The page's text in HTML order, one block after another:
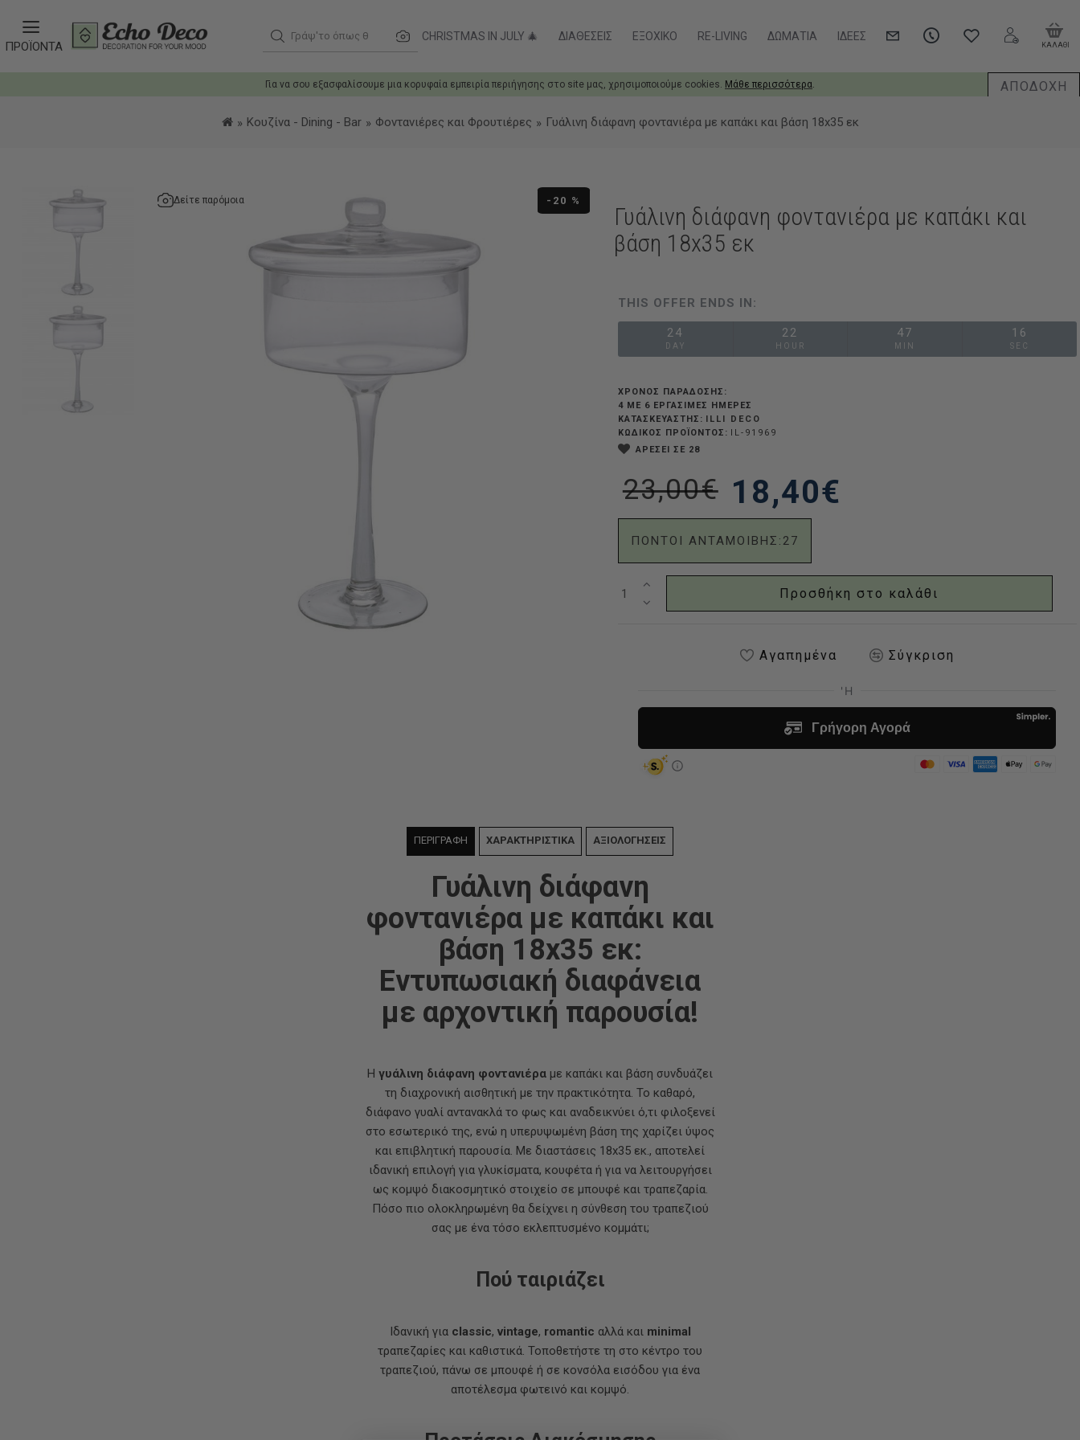
Για να σου εξασφαλίσουμε μια κορυφαία εμπειρία περιήγησης στο site μας, χρησιμοποιούμε cookies. Μάθε περισσότερα. ΑΠΟΔΟΧΗ
ΠΡΟΪΟΝΤΑ
Γράψ'το όπως θες.... CHRISTMAS IN JULY 🎄 ΔΙΑΘΈΣΕΙΣ ΕΞΟΧΙΚΌ RE-LIVING ΔΩΜΆΤΙΑ ΙΔΈΕΣ
ΚΑΛΑΘΙ
Κουζίνα - Dining - Bar Φοντανιέρες και Φρουτιέρες Γυάλινη διάφανη φοντανιέρα με καπάκι και βάση 18x35 εκ
-20 %
Δείτε παρόμοια
Γυάλινη διάφανη φοντανιέρα με καπάκι και
βάση 18x35 εκ
THIS OFFER ENDS IN:
24
DAY
22
HOUR
47
MIN
15
SEC
18,40€
23,00€
ΠΟΝΤΟΙ ΑΝΤΑΜΟΙΒΗΣ: 27
ΧΡΟΝΟΣ ΠΑΡΑΔΟΣΗΣ:
4 ΜΕ 6 ΕΡΓΆΣΙΜΕΣ ΗΜΈΡΕΣ
ΚΑΤΑΣΚΕΥΑΣΤΗΣ: ILLI DECO
ΚΩΔΙΚΟΣ ΠΡΟΪΟΝΤΟΣ: IL-91969
ΑΡΕΣΕΙ ΣΕ 28
Προσθήκη στο καλάθι
Αγαπημένα Σύγκριση
ΠΕΡΙΓΡΑΦΗ ΧΑΡΑΚΤΗΡΙΣΤΙΚΑ ΑΞΙΟΛΟΓΗΣΕΙΣ
Γυάλινη διάφανη
φοντανιέρα με καπάκι και
βάση 18x35 εκ:
Εντυπωσιακή διαφάνεια
με αρχοντική παρουσία!
Η γυάλινη διάφανη φοντανιέρα με καπάκι και βάση συνδυάζει
τη διαχρονική αισθητική με την πρακτικότητα. Το καθαρό,
διάφανο γυαλί αντανακλά το φως και αναδεικνύει ό,τι φιλοξενεί
στο εσωτερικό της, ενώ η υπερυψωμένη βάση της χαρίζει ύψος
και επιβλητική παρουσία. Με διαστάσεις 18x35 εκ., αποτελεί
ιδανική επιλογή για γλυκίσματα, κουφέτα ή για να λειτουργήσει
ως κομψό διακοσμητικό στοιχείο σε μπουφέ και τραπεζαρία.
Πόσο πιο ολοκληρωμένη θα δείχνει η σύνθεση του τραπεζιού
σας με ένα τόσο εκλεπτυσμένο κομμάτι;
Πού ταιριάζει
Ιδανική για classic, vintage, romantic αλλά και minimal
τραπεζαρίες και καθιστικά. Τοποθετήστε τη στο κέντρο του
τραπεζιού, πάνω σε μπουφέ ή σε κονσόλα εισόδου για ένα
αποτέλεσμα φωτεινό και κομψό.